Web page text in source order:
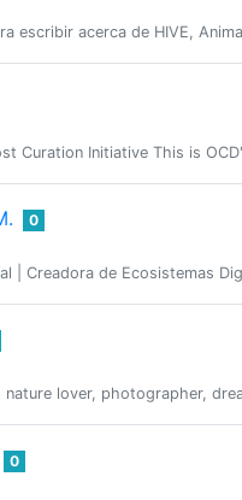
escribir acerca de HIVE,
Curation Initiative This is
0
| Creadora de Ecosistemas
nature lover, photographer,
0